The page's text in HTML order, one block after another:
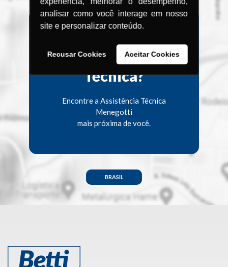
analisar como você interage em nosso
site e personalizar conteúdo.
Recusar Cookies Aceitar Cookies
Assistência
Técnica?
Encontre a Assistência Técnica
Menegotti
mais próxima de você.
BRASIL